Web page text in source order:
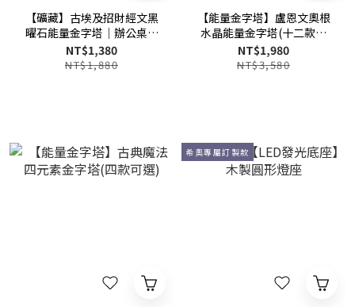
【礦藏】古埃及招財經文黑
曜石能量金字塔│辦公桌、
櫃台、客廳必備
NT$1,380
NT$1,880
【能量金字塔】盧恩文奧根
水晶能量金字塔(十二款可
選)
NT$1,980
NT$3,580
希奧專屬訂製款